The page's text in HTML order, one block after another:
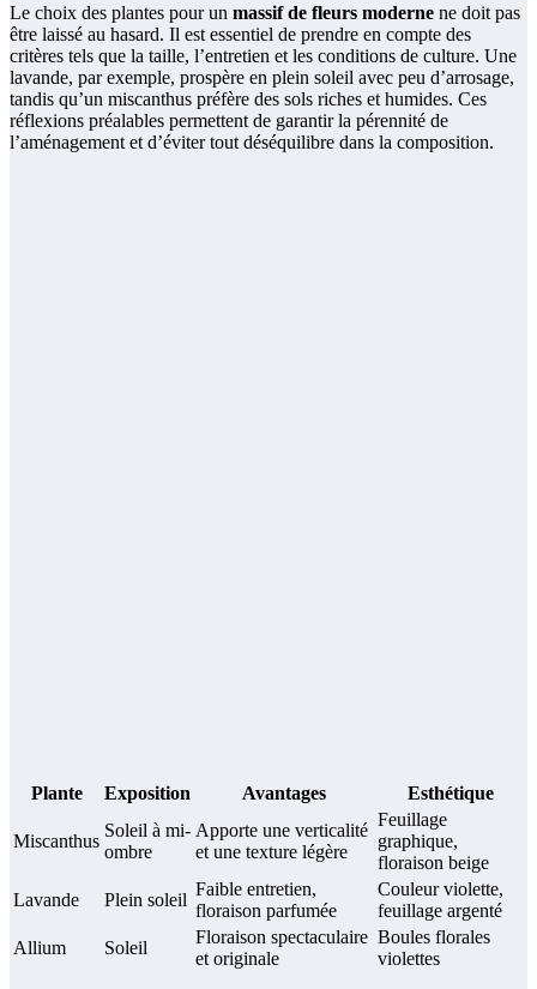
Le choix des plantes pour un massif de fleurs moderne ne doit pas
être laissé au hasard. Il est essentiel de prendre en compte des
critères tels que la taille, l’entretien et les conditions de culture. Une
lavande, par exemple, prospère en plein soleil avec peu d’arrosage,
tandis qu’un miscanthus préfère des sols riches et humides. Ces
réflexions préalables permettent de garantir la pérennité de
l’aménagement et d’éviter tout déséquilibre dans la composition.
Plante Exposition Avantages Esthétique
Miscanthus
Soleil à mi-
ombre
Apporte une verticalité
et une texture légère
Feuillage
graphique,
floraison beige
Lavande
Plein soleil
Faible entretien,
floraison parfumée
Couleur violette,
feuillage argenté
Allium
Soleil
Floraison spectaculaire
et originale
Boules florales
violettes